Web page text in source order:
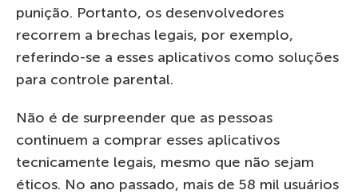
punição. Portanto, os desenvolvedores
recorrem a brechas legais, por exemplo,
referindo-se a esses aplicativos como soluções
para controle parental.
Não é de surpreender que as pessoas
continuem a comprar esses aplicativos
tecnicamente legais, mesmo que não sejam
éticos. No ano passado, mais de 58 mil usuários